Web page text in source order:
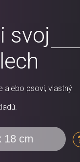
svoj
alebo psovi, vlastný